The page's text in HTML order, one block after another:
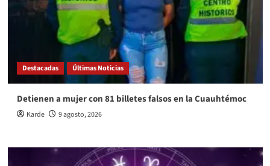
Destacadas Últimas Noticias
Detienen a mujer con 81 billetes falsos en la Cuauhtémoc
Karde 9 agosto, 2026